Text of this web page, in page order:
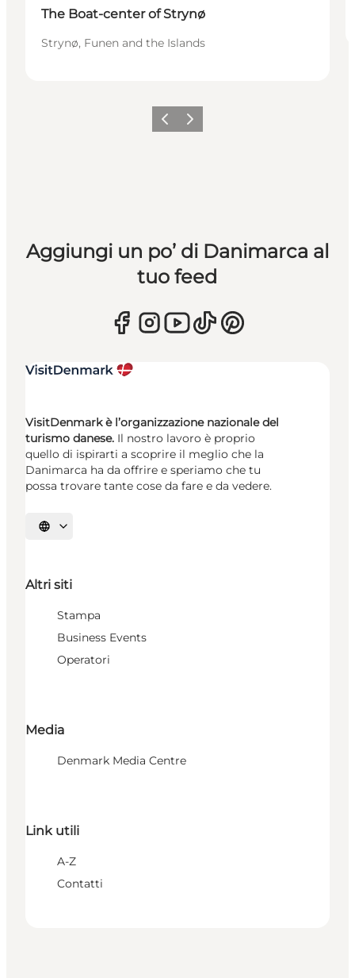
The Boat-center of Strynø
Strynø, Funen and the Islands
Precedente
Avanti
Aggiungi un po’ di Danimarca al
tuo feed
VisitDenmark è l’organizzazione nazionale del
turismo danese. Il nostro lavoro è proprio
quello di ispirarti a scoprire il meglio che la
Danimarca ha da offrire e speriamo che tu
possa trovare tante cose da fare e da vedere.
Seleziona la lingua
Altri siti
Stampa
Business Events
Operatori
Media
Denmark Media Centre
Link utili
A-Z
Contatti